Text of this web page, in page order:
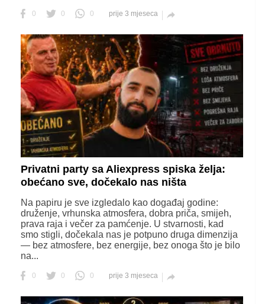
0 0 0 prije 3 mjeseca 
Privatni party sa Aliexpress spiska želja:
obećano sve, dočekalo nas ništa
Na papiru je sve izgledalo kao događaj godine:
druženje, vrhunska atmosfera, dobra priča, smijeh,
prava raja i večer za pamćenje. U stvarnosti, kad
smo stigli, dočekala nas je potpuno druga dimenzija
— bez atmosfere, bez energije, bez onoga što je bilo
na...
0 0 0 prije 3 mjeseca 